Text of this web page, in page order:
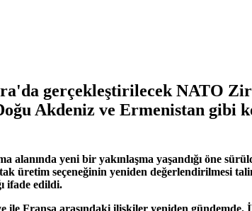
gerçekleştirilecek NATO
Akdeniz ve Ermenistan gibi
alanında yeni bir yakınlaşma yaşandığı öne
üretim seçeneğinin yeniden değerlendirilmesi
ifade edildi.